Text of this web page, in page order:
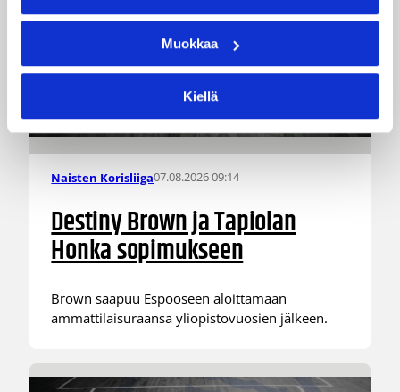
Muokkaa
Kiellä
Naisten Korisliiga07.08.2026 09:14
Destiny Brown ja Tapiolan
Honka sopimukseen
Brown saapuu Espooseen aloittamaan
ammattilaisuraansa yliopistovuosien jälkeen.